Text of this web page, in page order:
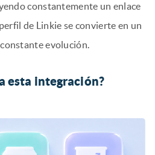
constantemente un enlace
de Linkie se convierte en un
evolución.
esta integración?